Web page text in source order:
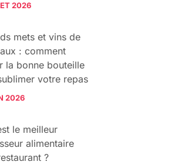
2026
mets et vins de
: comment
la bonne bouteille
votre repas
2026
le meilleur
alimentaire
?